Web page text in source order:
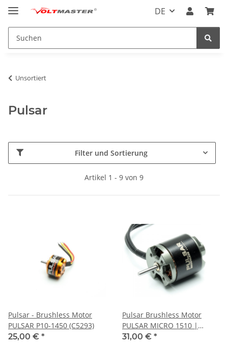
DE
Unsortiert
Pulsar
Filter und Sortierung
Artikel 1 - 9 von 9
Pulsar - Brushless Motor
PULSAR P10-1450 (C5293)
25,00 € *
Pulsar Brushless Motor
PULSAR MICRO 1510 |
1330KV (18236)
31,00 € *